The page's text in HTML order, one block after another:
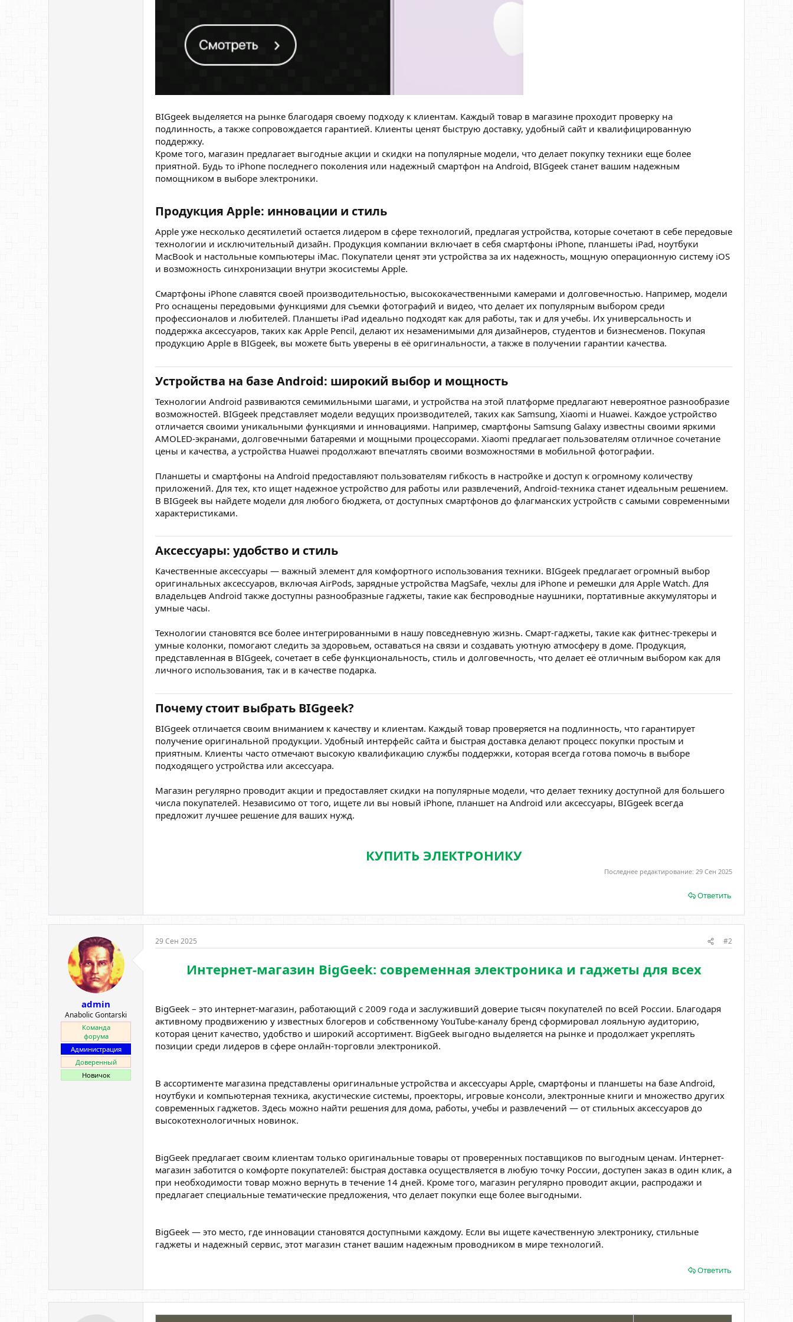
BIGgeek выделяется на рынке благодаря своему подходу к клиентам. Каждый товар в магазине проходит проверку на
подлинность, а также сопровождается гарантией. Клиенты ценят быструю доставку, удобный сайт и квалифицированную
поддержку.
Кроме того, магазин предлагает выгодные акции и скидки на популярные модели, что делает покупку техники еще более
приятной. Будь то iPhone последнего поколения или надежный смартфон на Android, BIGgeek станет вашим надежным
помощником в выборе электроники.
Продукция Apple: инновации и стиль
Apple уже несколько десятилетий остается лидером в сфере технологий, предлагая устройства, которые сочетают в себе передовые
технологии и исключительный дизайн. Продукция компании включает в себя смартфоны iPhone, планшеты iPad, ноутбуки
MacBook и настольные компьютеры iMac. Покупатели ценят эти устройства за их надежность, мощную операционную систему iOS
и возможность синхронизации внутри экосистемы Apple.
Смартфоны iPhone славятся своей производительностью, высококачественными камерами и долговечностью. Например, модели
Pro оснащены передовыми функциями для съемки фотографий и видео, что делает их популярным выбором среди
профессионалов и любителей. Планшеты iPad идеально подходят как для работы, так и для учебы. Их универсальность и
поддержка аксессуаров, таких как Apple Pencil, делают их незаменимыми для дизайнеров, студентов и бизнесменов. Покупая
продукцию Apple в BIGgeek, вы можете быть уверены в её оригинальности, а также в получении гарантии качества.
Устройства на базе Android: широкий выбор и мощность
Технологии Android развиваются семимильными шагами, и устройства на этой платформе предлагают невероятное разнообразие
возможностей. BIGgeek представляет модели ведущих производителей, таких как Samsung, Xiaomi и Huawei. Каждое устройство
отличается своими уникальными функциями и инновациями. Например, смартфоны Samsung Galaxy известны своими яркими
AMOLED-экранами, долговечными батареями и мощными процессорами. Xiaomi предлагает пользователям отличное сочетание
цены и качества, а устройства Huawei продолжают впечатлять своими возможностями в мобильной фотографии.
Планшеты и смартфоны на Android предоставляют пользователям гибкость в настройке и доступ к огромному количеству
приложений. Для тех, кто ищет надежное устройство для работы или развлечений, Android-техника станет идеальным решением.
В BIGgeek вы найдете модели для любого бюджета, от доступных смартфонов до флагманских устройств с самыми современными
характеристиками.
Аксессуары: удобство и стиль
Качественные аксессуары — важный элемент для комфортного использования техники. BIGgeek предлагает огромный выбор
оригинальных аксессуаров, включая AirPods, зарядные устройства MagSafe, чехлы для iPhone и ремешки для Apple Watch. Для
владельцев Android также доступны разнообразные гаджеты, такие как беспроводные наушники, портативные аккумуляторы и
умные часы.
Технологии становятся все более интегрированными в нашу повседневную жизнь. Смарт-гаджеты, такие как фитнес-трекеры и
умные колонки, помогают следить за здоровьем, оставаться на связи и создавать уютную атмосферу в доме. Продукция,
представленная в BIGgeek, сочетает в себе функциональность, стиль и долговечность, что делает её отличным выбором как для
личного использования, так и в качестве подарка.
Почему стоит выбрать BIGgeek?
BIGgeek отличается своим вниманием к качеству и клиентам. Каждый товар проверяется на подлинность, что гарантирует
получение оригинальной продукции. Удобный интерфейс сайта и быстрая доставка делают процесс покупки простым и
приятным. Клиенты часто отмечают высокую квалификацию службы поддержки, которая всегда готова помочь в выборе
подходящего устройства или аксессуара.
Магазин регулярно проводит акции и предоставляет скидки на популярные модели, что делает технику доступной для большего
числа покупателей. Независимо от того, ищете ли вы новый iPhone, планшет на Android или аксессуары, BIGgeek всегда
предложит лучшее решение для ваших нужд.
КУПИТЬ ЭЛЕКТРОНИКУ
Последнее редактирование: 29 Сен 2025
Ответить
admin
Anabolic Gontarski
Команда
форума
Администрация
Доверенный
Новичок
29 Сен 2025 #2
Интернет-магазин BigGeek: современная электроника и гаджеты для всех
BigGeek – это интернет-магазин, работающий с 2009 года и заслуживший доверие тысяч покупателей по всей России. Благодаря
активному продвижению у известных блогеров и собственному YouTube-каналу бренд сформировал лояльную аудиторию,
которая ценит качество, удобство и широкий ассортимент. BigGeek выгодно выделяется на рынке и продолжает укреплять
позиции среди лидеров в сфере онлайн-торговли электроникой.
В ассортименте магазина представлены оригинальные устройства и аксессуары Apple, смартфоны и планшеты на базе Android,
ноутбуки и компьютерная техника, акустические системы, проекторы, игровые консоли, электронные книги и множество других
современных гаджетов. Здесь можно найти решения для дома, работы, учебы и развлечений — от стильных аксессуаров до
высокотехнологичных новинок.
BigGeek предлагает своим клиентам только оригинальные товары от проверенных поставщиков по выгодным ценам. Интернет-
магазин заботится о комфорте покупателей: быстрая доставка осуществляется в любую точку России, доступен заказ в один клик, а
при необходимости товар можно вернуть в течение 14 дней. Кроме того, магазин регулярно проводит акции, распродажи и
предлагает специальные тематические предложения, что делает покупки еще более выгодными.
BigGeek — это место, где инновации становятся доступными каждому. Если вы ищете качественную электронику, стильные
гаджеты и надежный сервис, этот магазин станет вашим надежным проводником в мире технологий.
Ответить